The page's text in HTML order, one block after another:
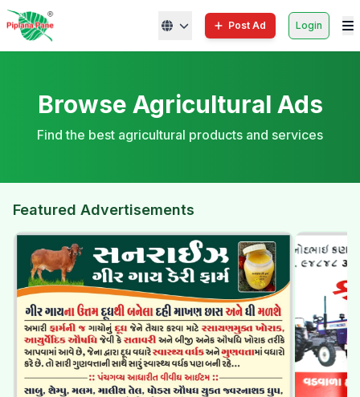
Post Ad Login
Browse Agricultural Ads
Find the best agricultural products and services
Featured Advertisements